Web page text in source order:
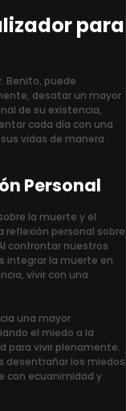
para
Benito, puede
desatar un mayor
de su existencia,
cada día con una
vidas de manera
Personal
la muerte y el
personal sobre
confrontar nuestros
integrar la muerte en
vivir con una
una mayor
el miedo a la
para vivir plenamente.
desentrañar los miedos
con ecuanimidad y